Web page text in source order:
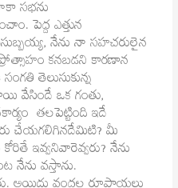
సభను
పెద్ద ఎత్తున
నేను నా సహచరులైన
కనబడని కారణాన
తెలుసుకున్న
వేసిందే ఒక గంతు,
తలపెట్టింది ఇదే
చేయగలిగినదేమిటి? మీ
ఇవ్వనివారెవ్వరు? నేను
నేను వస్తాను.